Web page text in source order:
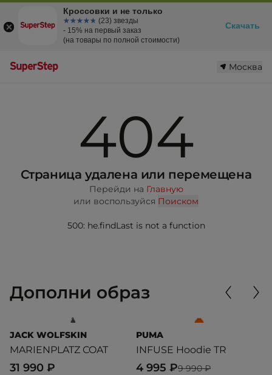
Москва
404
Страница удалена или перемещена
Перейди на Главную
или воспользуйся Поиском
500: he.findLast is not a function
Дополни образ
JACK WOLFSKIN
MARIENPLATZ COAT
31 990 ₽
PUMA
INFUSE Hoodie TR
9 990 ₽
4 995 ₽
Кроссовки и не только
☆☆☆☆☆
★★★★★ (23) звезды
- 15% на первый заказ
(на товары по полной стоимости)
Скачать